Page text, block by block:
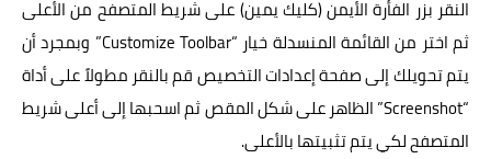
النقر بزر الفأرة الأيمن (كليك يمين) على شريط المتصفح من الأعلى
ثم اختر من القائمة المنسدلة خيار “Customize Toolbar” وبمجرد أن
يتم تحويلك إلى صفحة إعدادات التخصيص قم بالنقر مطولاً على أداة
“Screenshot” الظاهر على شكل المقص ثم اسحبها إلى أعلى شريط
المتصفح لكي يتم تثبيتها بالأعلى.